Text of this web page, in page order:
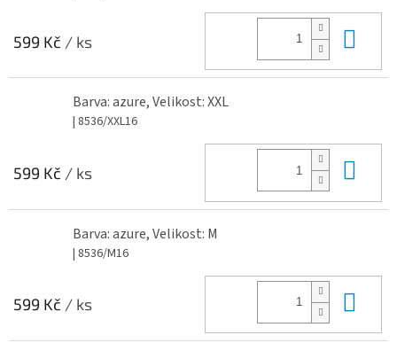
599 Kč / ks
Barva: azure, Velikost: XXL
| 8536/XXL16
599 Kč / ks
Barva: azure, Velikost: M
| 8536/M16
599 Kč / ks